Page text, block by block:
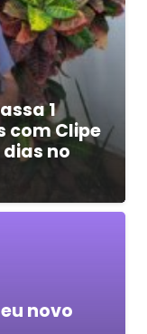
1
com Clipe
dias no
novo